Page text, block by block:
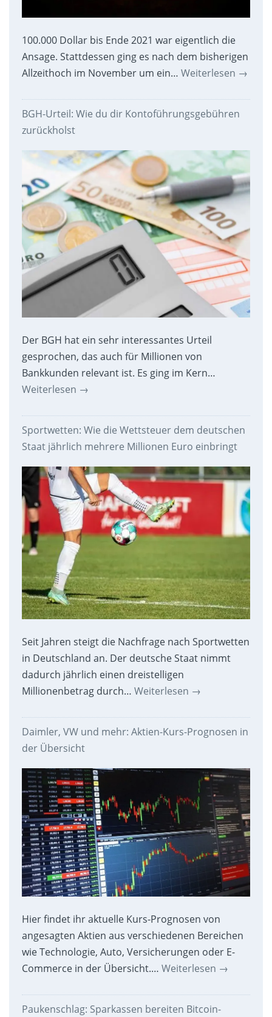
100.000 Dollar bis Ende 2021 war eigentlich die
Ansage. Stattdessen ging es nach dem bisherigen
Allzeithoch im November um ein… Weiterlesen →
BGH-Urteil: Wie du dir Kontoführungsgebühren
zurückholst
Der BGH hat ein sehr interessantes Urteil
gesprochen, das auch für Millionen von
Bankkunden relevant ist. Es ging im Kern…
Weiterlesen →
Sportwetten: Wie die Wettsteuer dem deutschen
Staat jährlich mehrere Millionen Euro einbringt
Seit Jahren steigt die Nachfrage nach Sportwetten
in Deutschland an. Der deutsche Staat nimmt
dadurch jährlich einen dreistelligen
Millionenbetrag durch… Weiterlesen →
Daimler, VW und mehr: Aktien-Kurs-Prognosen in
der Übersicht
Hier findet ihr aktuelle Kurs-Prognosen von
angesagten Aktien aus verschiedenen Bereichen
wie Technologie, Auto, Versicherungen oder E-
Commerce in der Übersicht.… Weiterlesen →
Paukenschlag: Sparkassen bereiten Bitcoin-